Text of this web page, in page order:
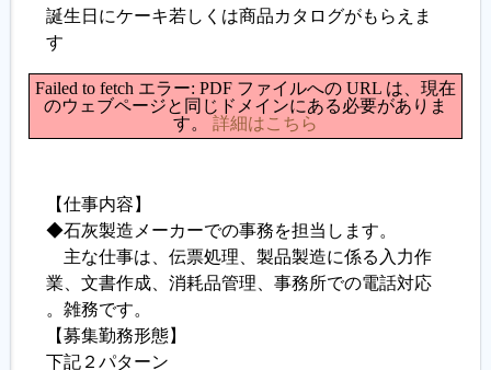
誕生日にケーキ若しくは商品カタログがもらえま
す
Failed to fetch エラー: PDF ファイルへの URL は、現在
のウェブページと同じドメインにある必要がありま
す。 詳細はこちら
【仕事内容】
◆石灰製造メーカーでの事務を担当します。
主な仕事は、伝票処理、製品製造に係る入力作
業、文書作成、消耗品管理、事務所での電話対応
。雑務です。
【募集勤務形態】
下記２パターン